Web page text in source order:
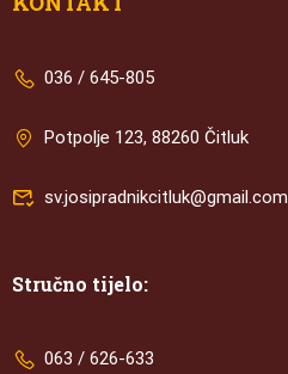
036 / 645-805
Potpolje 123, 88260 Čitluk
sv.josipradnikcitluk@gmail.com
Stručno tijelo:
063 / 626-633